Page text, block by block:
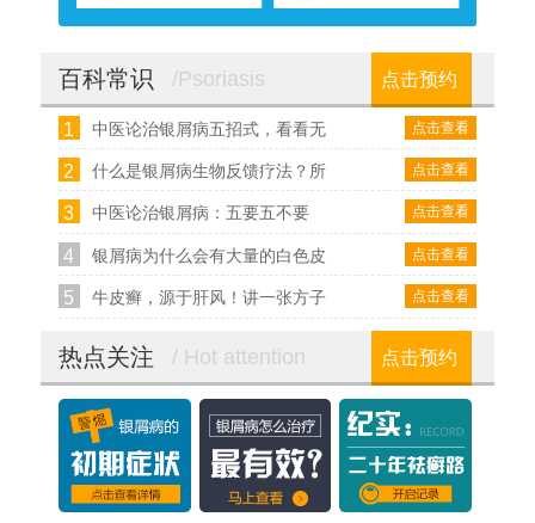
百科常识 /Psoriasis 点击预约
1 点击查看
中医论治银屑病五招式，看看无
2 点击查看
什么是银屑病生物反馈疗法？所
3 点击查看
中医论治银屑病：五要五不要
4 点击查看
银屑病为什么会有大量的白色皮
5 点击查看
牛皮癣，源于肝风！讲一张方子
热点关注 / Hot attention 点击预约